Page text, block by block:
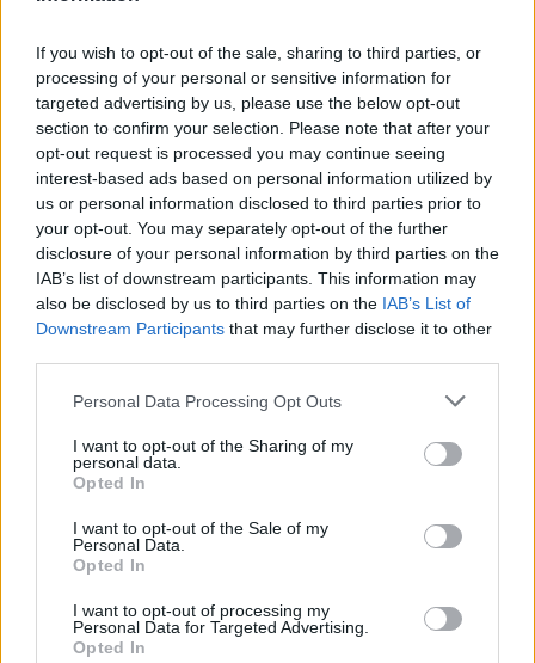
If you wish to opt-out of the sale, sharing to third parties, or
processing of your personal or sensitive information for
targeted advertising by us, please use the below opt-out
section to confirm your selection. Please note that after your
opt-out request is processed you may continue seeing
interest-based ads based on personal information utilized by
us or personal information disclosed to third parties prior to
your opt-out. You may separately opt-out of the further
disclosure of your personal information by third parties on the
IAB’s list of downstream participants. This information may
also be disclosed by us to third parties on the IAB’s List of
Downstream Participants that may further disclose it to other
Personal Data Processing Opt Outs
I want to opt-out of the Sharing of my
personal data.
Opted In
I want to opt-out of the Sale of my
Personal Data.
Opted In
I want to opt-out of processing my
Personal Data for Targeted Advertising.
Opted In
Lachsfilet mit Krensauce
Leicht
Teriyaki-Lachs
Leicht
Lachs in Apfel-Honig-Sauce mit
Spinat
Leicht
Lachs
Leicht
Leckere Fischlaibchen
Leicht
Gegrilltes Lachssteak in
Weinmarinade
Leicht